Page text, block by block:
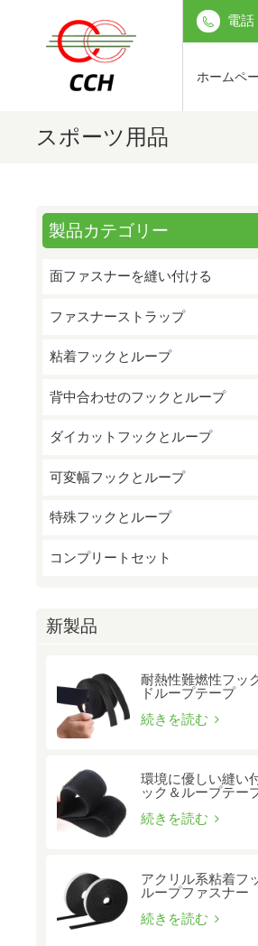
電話
ホームペ
スポーツ用品
製品カテゴリー
面ファスナーを縫い付ける
ファスナーストラップ
粘着フックとループ
背中合わせのフックとループ
ダイカットフックとループ
可変幅フックとループ
特殊フックとループ
コンプリートセット
新製品
耐熱性難燃性フッ
ドループテープ
続きを読む
環境に優しい縫い
ック＆ループテー
続きを読む
アクリル系粘着フ
ループファスナー
続きを読む